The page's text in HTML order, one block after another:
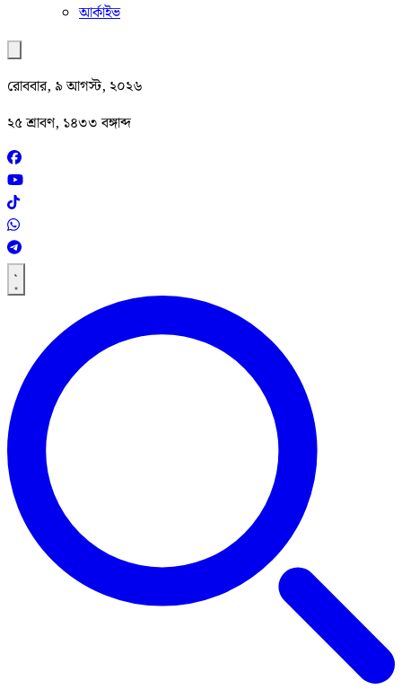
আর্কাইভ
রোববার, ৯ আগস্ট, ২০২৬
২৫ শ্রাবণ, ১৪৩৩ বঙ্গাব্দ